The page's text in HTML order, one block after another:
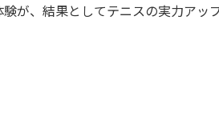
が、結果としてテニスの実力アッ